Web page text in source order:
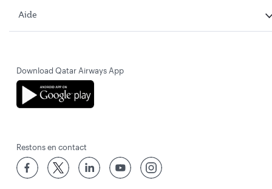
Aide
Download Qatar Airways App
Restons en contact